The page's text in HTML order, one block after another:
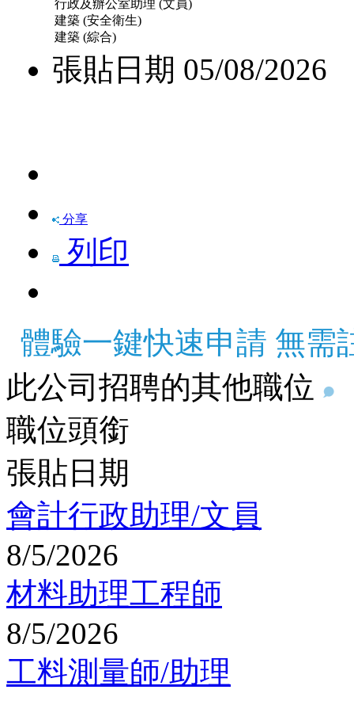
行政及辦公室助理 (文員)
建築 (安全衛生)
建築 (綜合)
張貼日期 05/08/2026
分享
列印
體驗一鍵快速申請 無需
此公司招聘的其他職位
職位頭銜
張貼日期
會計行政助理/文員
8/5/2026
材料助理工程師
8/5/2026
工料測量師/助理